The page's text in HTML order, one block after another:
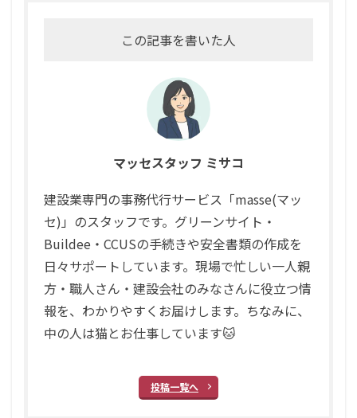
この記事を書いた人
マッセスタッフ ミサコ
建設業専門の事務代行サービス「masse(マッ
セ)」のスタッフです。グリーンサイト・
Buildee・CCUSの手続きや安全書類の作成を
日々サポートしています。現場で忙しい一人親
方・職人さん・建設会社のみなさんに役立つ情
報を、わかりやすくお届けします。ちなみに、
中の人は猫とお仕事しています🐱
投稿一覧へ